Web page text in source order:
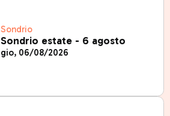
Sondrio
Sondrio estate - 6 agosto
gio, 06/08/2026